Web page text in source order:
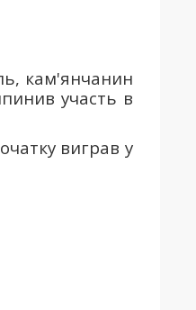
кам'янчанин
участь в
виграв у